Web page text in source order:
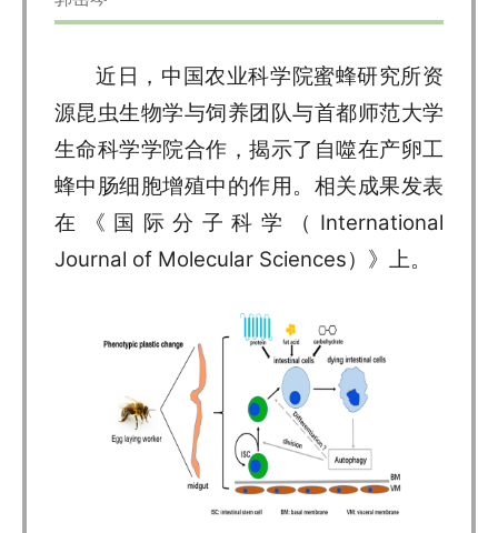
近日，中国农业科学院蜜蜂研究所资
源昆虫生物学与饲养团队与首都师范大学
生命科学学院合作，揭示了自噬在产卵工
蜂中肠细胞增殖中的作用。相关成果发表
在《国际分子科学（International
Journal of Molecular Sciences）》上。